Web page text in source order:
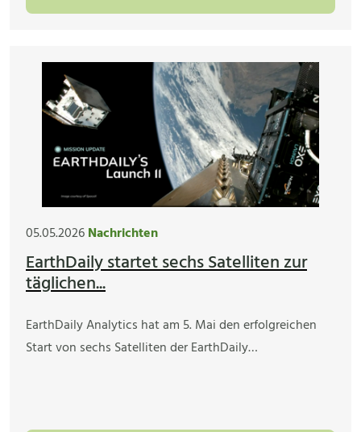
05.05.2026Nachrichten
EarthDaily startet sechs Satelliten zur
täglichen...
EarthDaily Analytics hat am 5. Mai den erfolgreichen
Start von sechs Satelliten der EarthDaily…